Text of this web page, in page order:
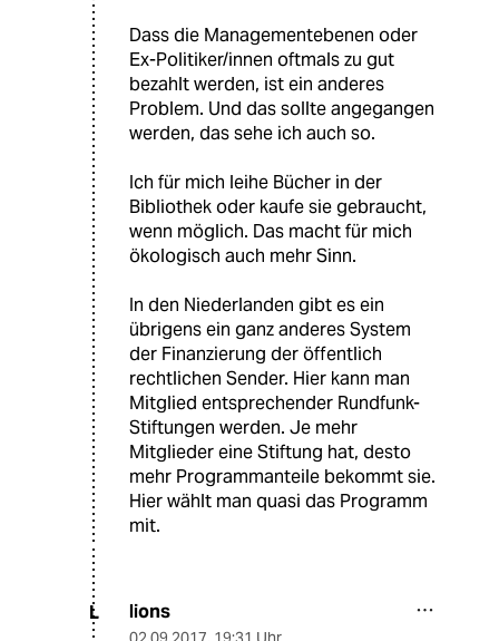
Dass die Managementebenen oder
Ex-Politiker/innen oftmals zu gut
bezahlt werden, ist ein anderes
Problem. Und das sollte angegangen
werden, das sehe ich auch so.
Ich für mich leihe Bücher in der
Bibliothek oder kaufe sie gebraucht,
wenn möglich. Das macht für mich
ökologisch auch mehr Sinn.
In den Niederlanden gibt es ein
übrigens ein ganz anderes System
der Finanzierung der öffentlich
rechtlichen Sender. Hier kann man
Mitglied entsprechender Rundfunk-
Stiftungen werden. Je mehr
Mitglieder eine Stiftung hat, desto
mehr Programmanteile bekommt sie.
Hier wählt man quasi das Programm
mit.
L lions